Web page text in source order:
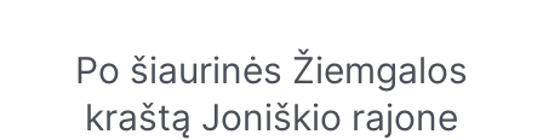
Po šiaurinės Žiemgalos
kraštą Joniškio rajone